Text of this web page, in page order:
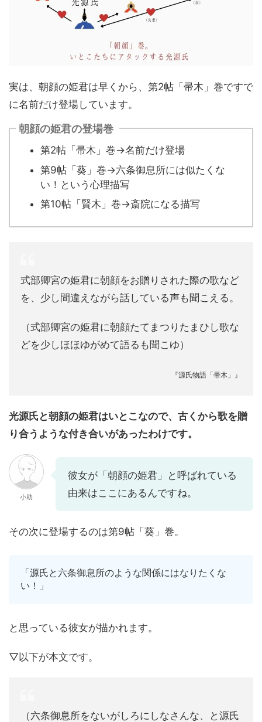
実は、朝顔の姫君は早くから、第2帖「帚木」巻ですで
に名前だけ登場しています。
朝顔の姫君の登場巻
第2帖「帚木」巻→名前だけ登場
第9帖「葵」巻→六条御息所には似たくな
い！という心理描写
第10帖「賢木」巻→斎院になる描写
式部卿宮の姫君に朝顔をお贈りされた際の歌など
を、少し間違えながら話している声も聞こえる。
（式部卿宮の姫君に朝顔たてまつりたまひし歌な
どを少しほほゆがめて語るも聞こゆ）
『源氏物語「帚木」』
光源氏と朝顔の姫君はいとこなので、古くから歌を贈
り合うような付き合いがあったわけです。
小助
彼女が「朝顔の姫君」と呼ばれている
由来はここにあるんですね。
その次に登場するのは第9帖「葵」巻。
「源氏と六条御息所のような関係にはなりたくな
い！」
と思っている彼女が描かれます。
▽以下が本文です。
（六条御息所をないがしろにしなさんな、と源氏